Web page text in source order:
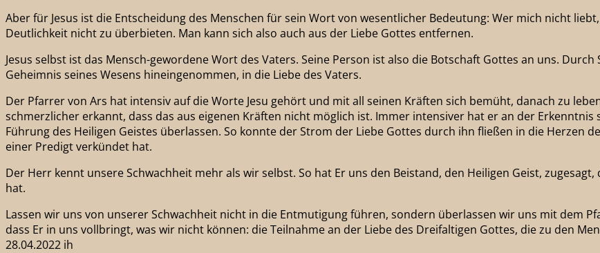
Aber für Jesus ist die Entscheidung des Menschen für sein Wort von wesentlicher Bedeutung: Wer mich nicht
Deutlichkeit nicht zu überbieten. Man kann sich also auch aus der Liebe Gottes entfernen.
Jesus selbst ist das Mensch-gewordene Wort des Vaters. Seine Person ist also die Botschaft Gottes an uns.
Geheimnis seines Wesens hineingenommen, in die Liebe des Vaters.
Der Pfarrer von Ars hat intensiv auf die Worte Jesu gehört und mit all seinen Kräften sich bemüht, danach zu
schmerzlicher erkannt, dass das aus eigenen Kräften nicht möglich ist. Immer intensiver hat er an der
Führung des Heiligen Geistes überlassen. So konnte der Strom der Liebe Gottes durch ihn fließen in die Herzen
einer Predigt verkündet hat.
Der Herr kennt unsere Schwachheit mehr als wir selbst. So hat Er uns den Beistand, den Heiligen Geist,
hat.
Lassen wir uns von unserer Schwachheit nicht in die Entmutigung führen, sondern überlassen wir uns mit dem
dass Er in uns vollbringt, was wir nicht können: die Teilnahme an der Liebe des Dreifaltigen Gottes, die zu den
28.04.2022 ih